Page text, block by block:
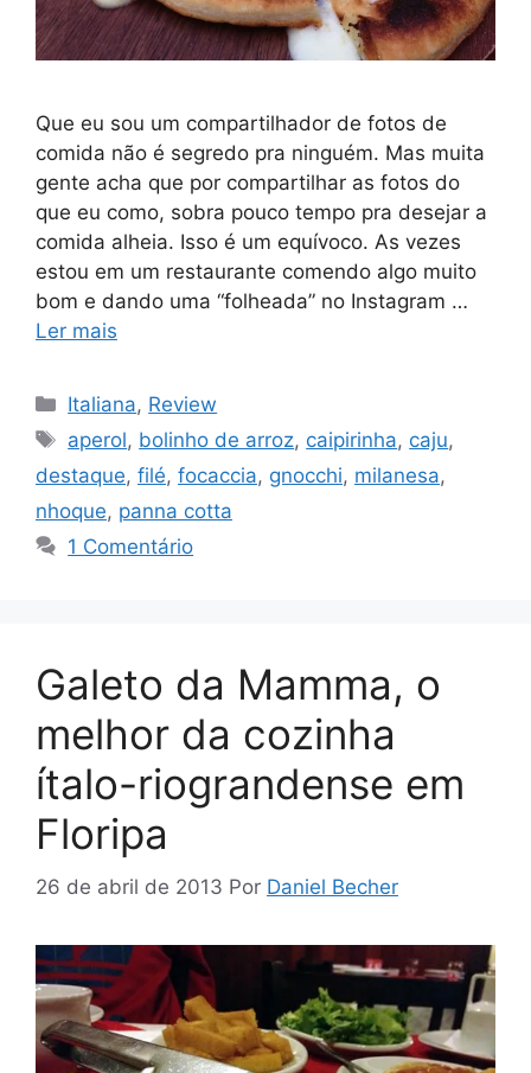
Que eu sou um compartilhador de fotos de
comida não é segredo pra ninguém. Mas muita
gente acha que por compartilhar as fotos do
que eu como, sobra pouco tempo pra desejar a
comida alheia. Isso é um equívoco. As vezes
estou em um restaurante comendo algo muito
bom e dando uma “folheada” no Instagram …
Ler mais
Categorias
Italiana, Review
Tags
aperol, bolinho de arroz, caipirinha, caju,
destaque, filé, focaccia, gnocchi, milanesa,
nhoque, panna cotta
1 Comentário
Galeto da Mamma, o
melhor da cozinha
ítalo-riograndense em
Floripa
26 de abril de 2013 Por Daniel Becher